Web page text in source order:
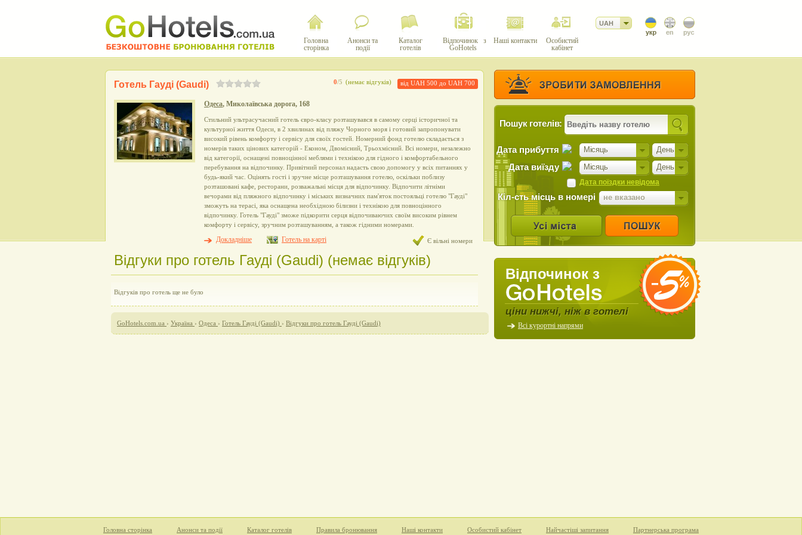
Головна
сторінка
Анонси та
події
Каталог
готелів
Відпочинок з
GoHotels
Наші контакти
Особистий
кабінет
UAH
0/5 (немає відгуків) від UAH 500 до UAH 700
Готель Гауді (Gaudi)
Одеса, Миколаївська дорога, 168
Стильний ультрасучасний готель євро-класу розташувався в самому серці історичної та
культурної життя Одеси, в 2 хвилинах від пляжу Чорного моря і готовий запропонувати
високий рівень комфорту і сервісу для своїх гостей. Номерний фонд готелю складається з
номерів таких цінових категорій - Економ, Двомісний, Трьохмісний. Всі номери, незалежно
від категорії, оснащені повноцінної меблями і технікою для гідного і комфортабельного
перебування на відпочинку. Привітний персонал надасть свою допомогу у всіх питаннях у
будь-який час. Оцінять гості і зручне місце розташування готелю, оскільки поблизу
розташовані кафе, ресторани, розважальні місця для відпочинку. Відпочити літніми
вечорами від пляжного відпочинку і міських визначних пам'яток постояльці готелю "Гауді"
зможуть на терасі, яка оснащена необхідною білизни і технікою для повноцінного
відпочинку. Готель "Гауді" зможе підкорити серця відпочиваючих своїм високим рівнем
комфорту і сервісу, зручним розташуванням, а також гідними номерами.
Докладніше Готель на карті Є вільні номери
Відгуки про готель Гауді (Gaudi) (немає відгуків)
Відгуків про готель ще не було
GoHotels.com.ua › Україна › Одеса › Готель Гауді (Gaudi) › Відгуки про готель Гауді (Gaudi)
Пошук готелів:
Місяць День
Дата прибуття
Місяць День
Дата виїзду
Дата поїздки невідома
Кіл-сть місць в номері не вказано
Відпочинок з
ціни нижчі, ніж в готелі
Всі курортні напрями
Головна сторінка Анонси та події Каталог готелів Правила бронювання Наші контакти Особистий кабінет Найчастіші запитання Партнерська програма